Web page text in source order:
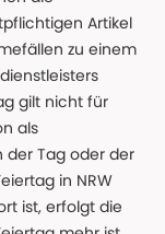
Artikel
zu einem
gilt nicht für
als
der Tag oder der
in NRW
ist, erfolgt die